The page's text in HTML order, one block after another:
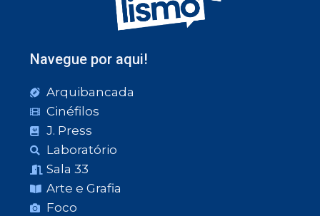
Navegue por aqui!
Arquibancada
Cinéfilos
J. Press
Laboratório
Sala 33
Arte e Grafia
Foco